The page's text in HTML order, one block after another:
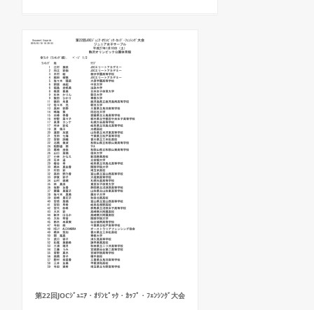
第22回JOCｼﾞｭﾆｱ・ｵﾘﾝﾋﾟｯｸ・ｶｯﾌﾟ・ﾌｪﾝｼﾝｸﾞ大会